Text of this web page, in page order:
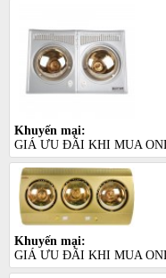
Khuyến mại:
GIÁ ƯU ĐÃI KHI MUA
Khuyến mại:
GIÁ ƯU ĐÃI KHI MUA